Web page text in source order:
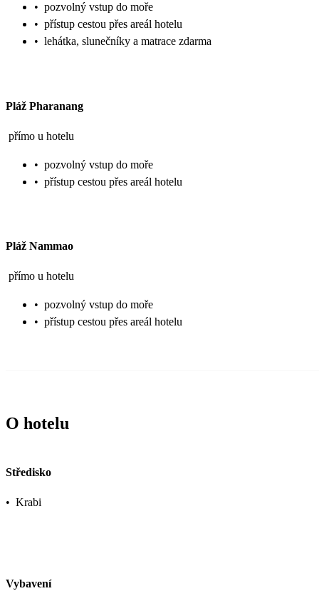
• pozvolný vstup do moře
• přístup cestou přes areál hotelu
• lehátka, slunečníky a matrace zdarma
Pláž Pharanang
přímo u hotelu
• pozvolný vstup do moře
• přístup cestou přes areál hotelu
Pláž Nammao
přímo u hotelu
• pozvolný vstup do moře
• přístup cestou přes areál hotelu
O hotelu
Středisko
• Krabi
Vybavení